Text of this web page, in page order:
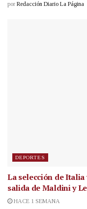
por Redacción Diario La Página
DEPORTES
La selección de
salida de Maldini y
HACE 1 SEMANA